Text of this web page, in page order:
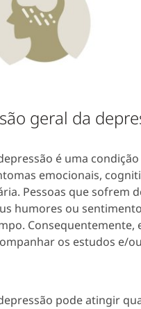
geral da
é uma
emocionais,
Pessoas que sofrem
humores ou
os estudos e/
pode atingir